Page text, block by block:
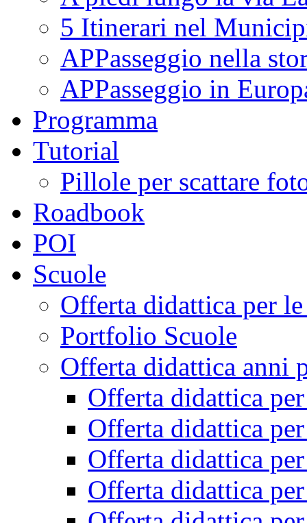
5 Itinerari nel
APPasseggio nella
APPasseggio in
Programma
Tutorial
Pillole per scattare
Roadbook
POI
Scuole
Offerta didattica per
Portfolio Scuole
Offerta didattica anni
Offerta didattica
Offerta didattica
Offerta didattica
Offerta didattica